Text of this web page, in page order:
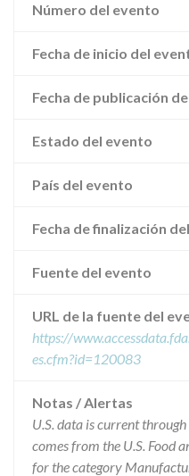
Número del evento
Fecha de inicio del
Fecha de publicación
Estado del evento
País del evento
Fecha de finalización
Fuente del evento
URL de la fuente del
https://
es.cfm?id=120083
Notas / Alertas
U.S. data is current
comes from the U.S. Food
for the category